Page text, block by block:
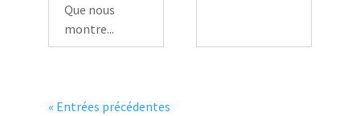
Que nous
montre...
« Entrées précédentes